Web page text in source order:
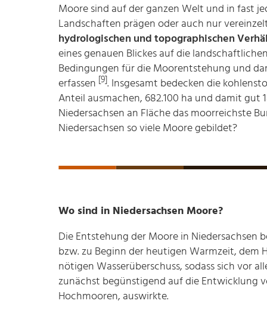
Moore sind auf der ganzen Welt und in fast
Landschaften prägen oder auch nur
hydrologischen und topographischen
eines genauen Blickes auf die
Bedingungen für die Moorentstehung und
erfassen [9]. Insgesamt bedecken die
Anteil ausmachen, 682.100 ha und damit gut
Niedersachsen an Fläche das moorreichste
Niedersachsen so viele Moore gebildet?
Wo sind in Niedersachsen Moore?
Die Entstehung der Moore in Niedersachsen
bzw. zu Beginn der heutigen Warmzeit, dem
nötigen Wasserüberschuss, sodass sich vor
zunächst begünstigend auf die Entwicklung
Hochmooren, auswirkte.